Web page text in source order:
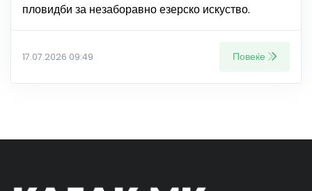
пловидби за незаборавно езерско искуство.
17.07.2026 09:49 Повеќе